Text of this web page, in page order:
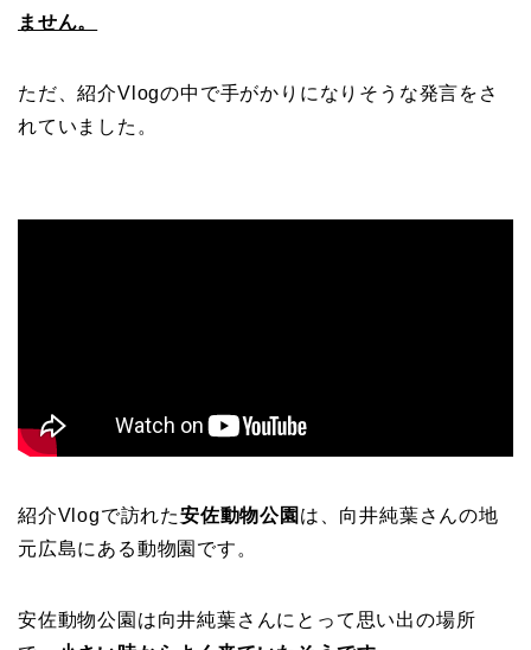
ません。
ただ、紹介Vlogの中で手がかりになりそうな発言をさ
れていました。
紹介Vlogで訪れた安佐動物公園 は、向井純葉さんの地
元広島にある動物園です。
安佐動物公園は向井純葉さんにとって思い出の場所